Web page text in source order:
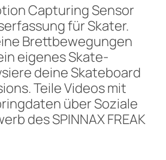
Capturing Sensor
für Skater.
Brettbewegungen
eigenes Skate-
deine Skateboard
Teile Videos mit
über Soziale
des SPINNAX FREAK